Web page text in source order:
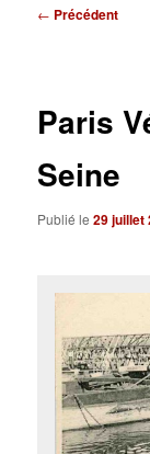
Navigation
← Précédent
Paris
Seine
Publié le29 juillet